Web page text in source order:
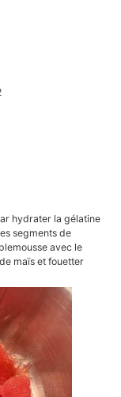
hydrater la gélatine
segments de
avec le
maïs et fouetter